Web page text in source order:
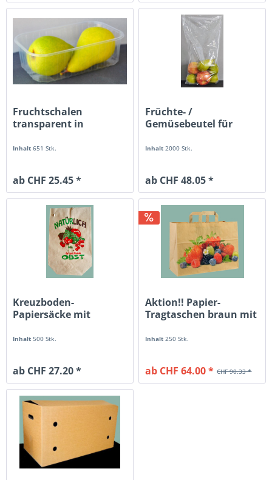
Fruchtschalen
transparent in
Inhalt651 Stk.
ab CHF 25.45 *
Früchte- /
Gemüsebeutel für
Inhalt2000 Stk.
ab CHF 48.05 *
Kreuzboden-
Papiersäcke mit
Inhalt500 Stk.
ab CHF 27.20 *
Aktion!! Papier-
Tragtaschen braun mit
Inhalt250 Stk.
CHF 90.33 *
ab CHF 64.00 *